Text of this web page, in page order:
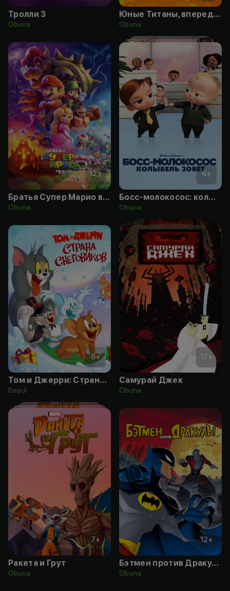
Тролли 3
Obuna
Юные Титаны, вперед! против Юных Титанов
Obuna
12+
Братья Супер Марио в кино
Obuna
6+
Босс-молокосос: колыбель зовёт
Obuna
6+
Том и Джерри: Страна снеговиков
Bepul
12+
Самурай Джек
Obuna
7+
Ракета и Грут
Obuna
12+
Бэтмен против Дракулы
Obuna